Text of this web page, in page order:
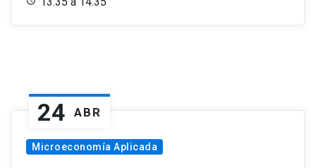
24 ABR
Microeconomía Aplicada